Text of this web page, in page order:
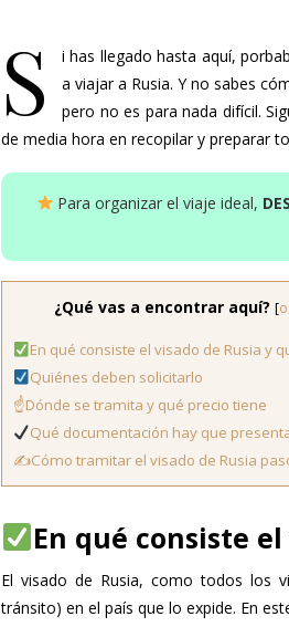
S
i has llegado hasta aquí,
a viajar a Rusia. Y no sabes
pero no es para nada difícil.
de media hora en recopilar y preparar
Para organizar el viaje ideal,
¿Qué vas a encontrar aquí? [
En qué consiste el visado de Rusia y
Quiénes deben solicitarlo
☝️Dónde se tramita y qué precio tiene
Qué documentación hay que
✍️Cómo tramitar el visado de Rusia
En qué consiste
El visado de Rusia, como todos los
tránsito) en el país que lo expide. En